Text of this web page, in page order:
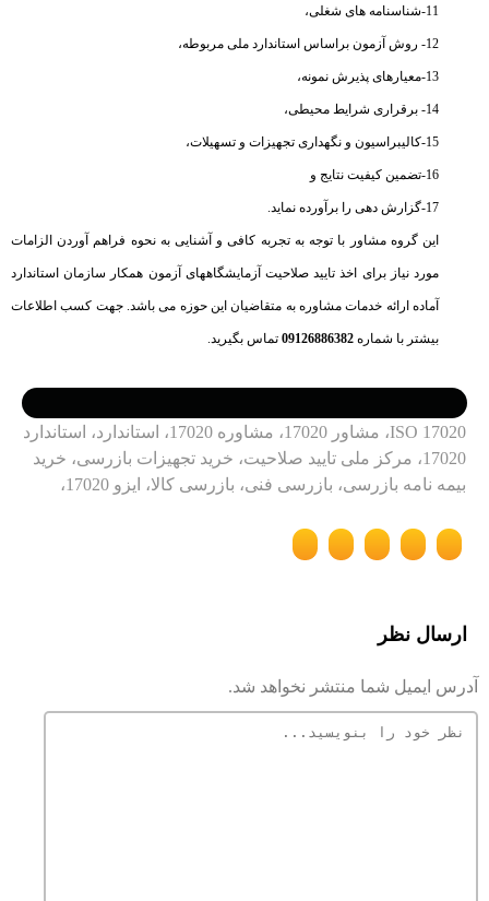
11-شناسنامه های شغلی،
12- روش آزمون براساس استاندارد ملی مربوطه،
13-معیارهای پذیرش نمونه،
14- برقراری شرایط محیطی،
15-کالیبراسیون و نگهداری تجهیزات و تسهیلات،
16-تضمین کیفیت نتایج و
17-گزارش دهی را برآورده نماید.
این گروه مشاور با توجه به تجربه کافی و آشنایی به نحوه فراهم آوردن الزامات
مورد نیاز برای اخذ تایید صلاحیت آزمایشگاههای آزمون همکار سازمان استاندارد
آماده ارائه خدمات مشاوره به متقاضیان این حوزه می باشد. جهت کسب اطلاعات
بیشتر با شماره 09126886382 تماس بگیرید.
ISO 17020، مشاور 17020، مشاوره 17020، استاندارد، استاندارد
17020، مرکز ملی تایید صلاحیت، خرید تجهیزات بازرسی، خرید
بیمه نامه بازرسی، بازرسی فنی، بازرسی کالا، ایزو 17020،
ارسال نظر
آدرس ایمیل شما منتشر نخواهد شد.